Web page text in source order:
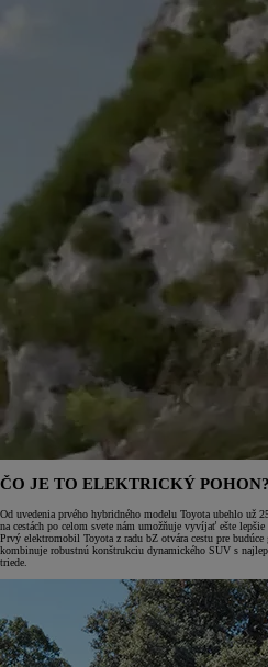
ČO JE TO ELEKTRICKÝ POHON?
Od uvedenia prvého hybridného modelu Toyota ubehlo už
na cestách po celom svete nám umožňuje vyvíjať ešte
Prvý elektromobil Toyota z radu bZ otvára cestu pre
kombinuje robustnú konštrukciu dynamického SUV s
triede.